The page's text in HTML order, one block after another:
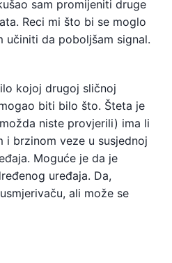
sam promijeniti druge
Reci mi što bi se moglo
da poboljšam signal.
kojoj drugoj sličnoj
biti bilo što. Šteta je
niste provjerili) ima li
i brzinom veze u susjednoj
Moguće je da je
uređaja. Da,
ali može se